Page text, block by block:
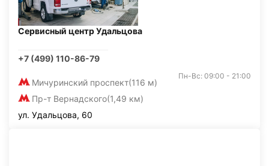
Сервисный центр Удальцова
+7 (499) 110-86-79
Мичуринский проспект(116 м)
Пр-т Вернадского(1,49 км)
Пн-Вс: 09:00 - 21:00
ул. Удальцова, 60